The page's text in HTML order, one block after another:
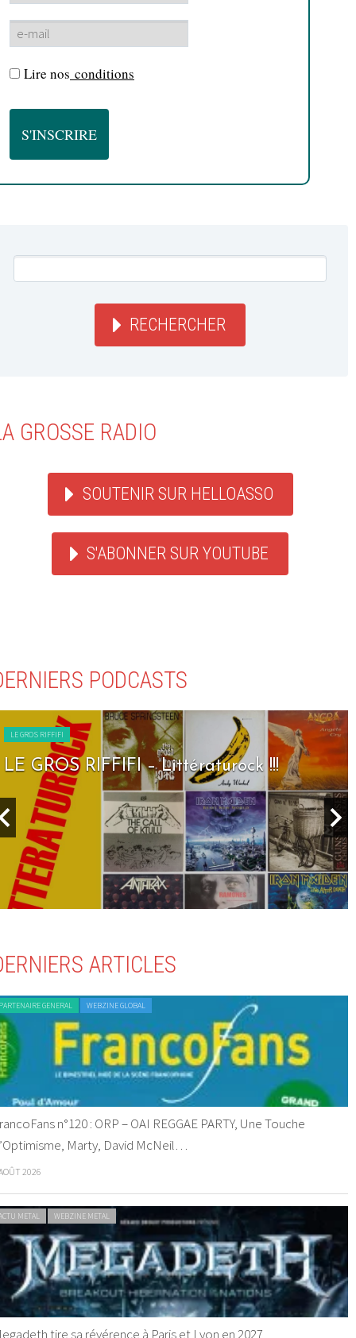
Lire nos conditions
RECHERCHER
GROSSE RADIO
SOUTENIR SUR HELLOASSO
S'ABONNER SUR YOUTUBE
PODCASTS
LE GROS RIFFIFI
LE GROS RIFFIFI – Seven Days To Rock !!!
ARTICLES
GENERAL WEBZINE GLOBAL
n°120 : ORP – OAI REGGAE PARTY, Une Touche
Marty, David McNeil…
2026
METAL WEBZINE METAL
tire sa révérence à Paris et Lyon en 2027